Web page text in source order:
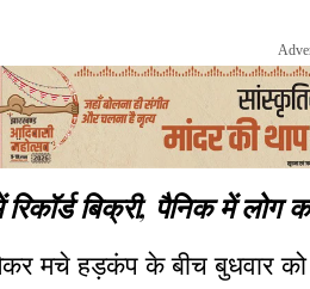
बिक्री, पैनिक में लोग
मचे हड़कंप के बीच बुधवार